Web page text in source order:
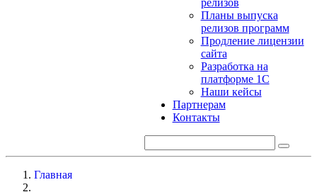
Планы выпуска
релизов программ
Продление лицензии
сайта
Разработка на
платформе 1С
Наши кейсы
Партнерам
Контакты
Главная